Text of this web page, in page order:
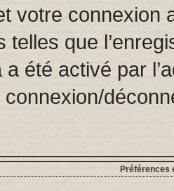
votre connexion
telles que
a été activé par
Préférences